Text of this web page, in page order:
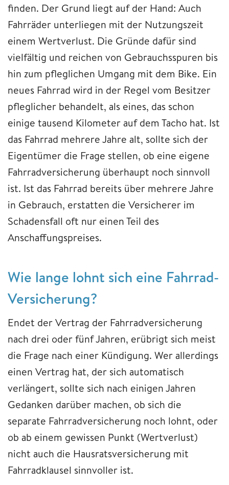
finden. Der Grund liegt auf der Hand: Auch
Fahrräder unterliegen mit der Nutzungszeit
einem Wertverlust. Die Gründe dafür sind
vielfältig und reichen von Gebrauchsspuren bis
hin zum pfleglichen Umgang mit dem Bike. Ein
neues Fahrrad wird in der Regel vom Besitzer
pfleglicher behandelt, als eines, das schon
einige tausend Kilometer auf dem Tacho hat. Ist
das Fahrrad mehrere Jahre alt, sollte sich der
Eigentümer die Frage stellen, ob eine eigene
Fahrradversicherung überhaupt noch sinnvoll
ist. Ist das Fahrrad bereits über mehrere Jahre
in Gebrauch, erstatten die Versicherer im
Schadensfall oft nur einen Teil des
Anschaffungspreises.
Wie lange lohnt sich eine Fahrrad-
Versicherung?
Endet der Vertrag der Fahrradversicherung
nach drei oder fünf Jahren, erübrigt sich meist
die Frage nach einer Kündigung. Wer allerdings
einen Vertrag hat, der sich automatisch
verlängert, sollte sich nach einigen Jahren
Gedanken darüber machen, ob sich die
separate Fahrradversicherung noch lohnt, oder
ob ab einem gewissen Punkt (Wertverlust)
nicht auch die Hausratsversicherung mit
Fahrradklausel sinnvoller ist.